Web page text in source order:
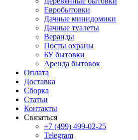
Евробытовки
Дачные минидомики
Дачные туалеты
Веранды
Посты охраны
БУ бытовки
Аренда бытовок
Оплата
Доставка
Сборка
Статьи
Контакты
Связаться
+7 (499) 499-02-25
Telegram